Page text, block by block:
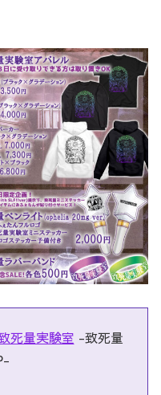
死量実験室 -致死量